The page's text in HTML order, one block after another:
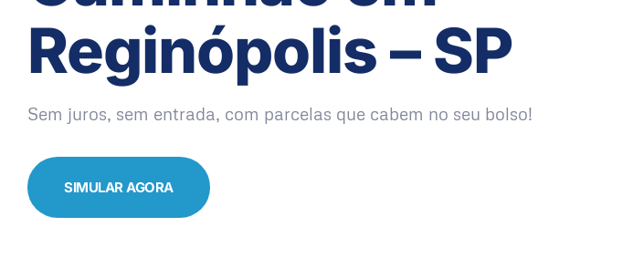
Reginópolis – SP
Sem juros, sem entrada, com parcelas que cabem no seu bolso!
SIMULAR AGORA